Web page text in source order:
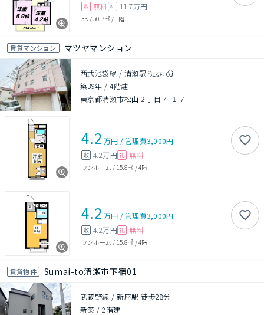
敷 無料 礼 11.7万円
3K /50.7㎡ / 1階
賃貸マンション マツヤマンション
西武池袋線 / 清瀬駅 徒歩5分
築39年 /4階建
東京都清瀬市松山２丁目７-１７
4.2 万円 /管理費3,000円
敷 4.2万円 礼 無料
ワンルーム / 15.8㎡ /4階
4.2 万円 /管理費3,000円
敷 4.2万円 礼 無料
ワンルーム / 15.8㎡ /4階
賃貸物件 Sumai-to清瀬市下宿01
武蔵野線 / 新座駅 徒歩28分
新築 /2階建